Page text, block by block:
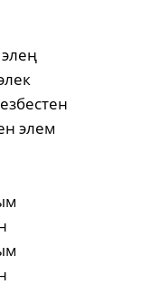
элем